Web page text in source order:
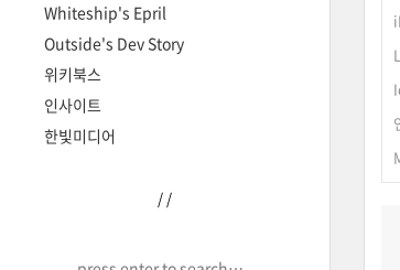
Whiteship's Epril
Outside's Dev Story
위키북스
인사이트
한빛미디어
/ /